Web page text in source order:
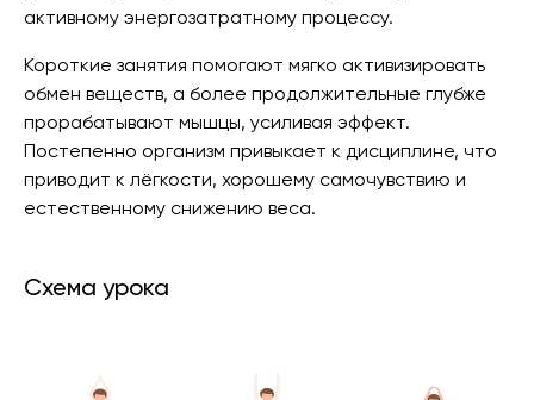
активному энергозатратному процессу.
Короткие занятия помогают мягко активизировать
обмен веществ, а более продолжительные глубже
прорабатывают мышцы, усиливая эффект.
Постепенно организм привыкает к дисциплине, что
приводит к лёгкости, хорошему самочувствию и
естественному снижению веса.
Схема урока